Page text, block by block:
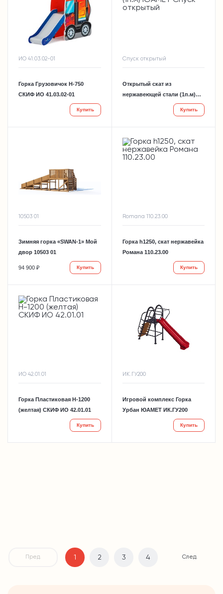
ИО 41.03.02-01
Горка Грузовичок H-750
СКИФ ИО 41.03.02-01
Купить
Спуск открытый
Открытый скат из
нержавеющей стали (1п.м)
ЮАМЕТ Спуск открытый
Купить
10503 01
Зимняя горка «SWAN-1» Мой
двор 10503 01
94 900 ₽ Купить
Romana 110.23.00
Горка h1250, скат нержавейка
Романа 110.23.00
Купить
ИО 42.01.01
Горка Пластиковая Н-1200
(желтая) СКИФ ИО 42.01.01
Купить
ИК.ГУ200
Игровой комплекс Горка
Урбан ЮАМЕТ ИК.ГУ200
Купить
Пред. 1 2 3 4 След.